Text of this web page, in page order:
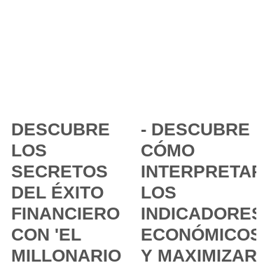
LA
DESCUBRE
LOS
SECRETOS
DEL ÉXITO
FINANCIERO
CON 'EL
MILLONARIO
- DESCUBRE
CÓMO
INTERPRETAR
LOS
INDICADORES
ECONÓMICOS
Y MAXIMIZAR